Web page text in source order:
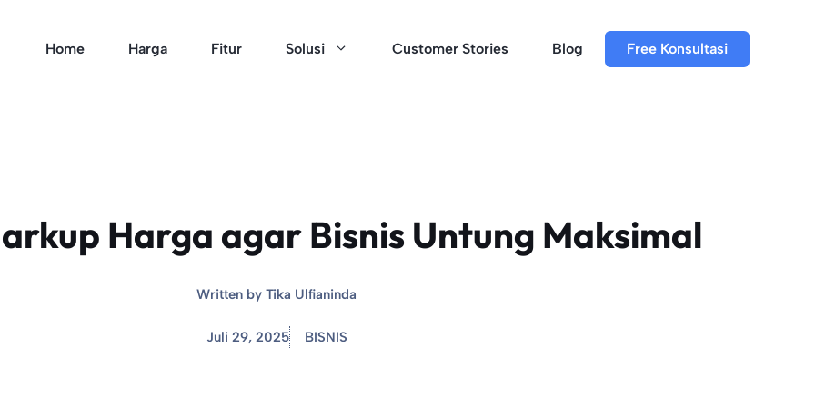
Home Harga Fitur Solusi Customer Stories Blog Free Konsultasi
Harga agar Bisnis Untung Maksimal
Written by Tika Ulfianinda
Juli 29, 2025 BISNIS